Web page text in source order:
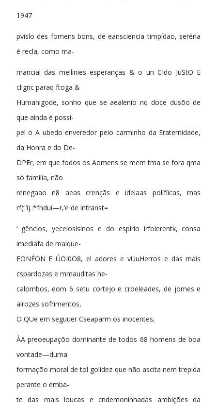
1947
pvislo des fomens bons, de eansciencia timpídao, seréna
é recla, como ma-
mancial das mellinies esperanças & o un CIdo JuStO E
clignc paraq ftoga &
Humanigode, sonho que se aealenio nq doce dusõo de
que aínda é possí-
pel o A ubedo enveredor peio carminho da Eraternidade,
da Honra e do De-
DPEr, em que fodos os Aomens se mem tma se fora qma
só família, não
renegaao n8 aeas crençãs e ideiaas polífíicas, mas
rf(‘.’ij.:*fndui—r,’e de intranst=
‘ gêncios, yeceiosisinos e do espírio irfolerentk, consa
imediafa de malque-
FONÉON E ÚOI0O8, el adores e vUuHerros e das mais
cspardozas e mmauditas he-
calombos, eom 6 setu cortejo e croeleades, de jomes e
alrozes sofrimentos,
O QUe em seguuer Cseaparm os inocentes,
ÀA preoeupaçõo dominante de todos 68 homens de boa
vontade—duma
formaçõo moral de tol golidez que não ascita nem trepida
perante o emba-
te das mais loucas e cndemoninhadas ambições da